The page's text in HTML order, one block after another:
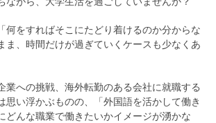
何をすればそこにたどり着けるのか分からな
ま、時間だけが過ぎていくケースも少なくあ
業への挑戦、海外転勤のある会社に就職する
思い浮かぶものの、「外国語を活かして働き
どんな職業で働きたいかイメージが湧かな